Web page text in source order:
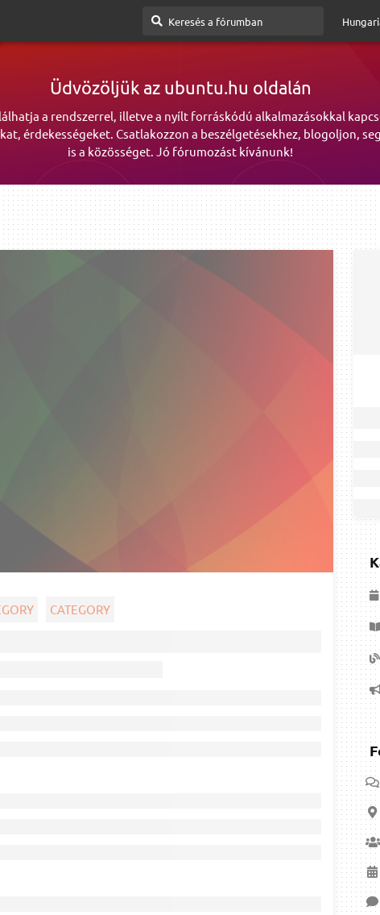
Üdvözöljük az ubuntu.hu oldalán
a rendszerrel, illetve a nyílt forráskódú alkalmazásokkal
érdekességeket. Csatlakozzon a beszélgetésekhez, blogoljon,
is a közösséget. Jó fórumozást kívánunk!
CATEGORY